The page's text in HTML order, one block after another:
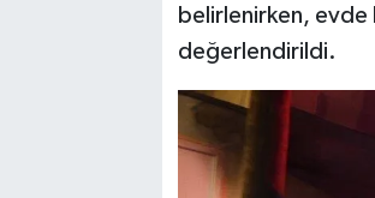
belirlenirken, evde
değerlendirildi.